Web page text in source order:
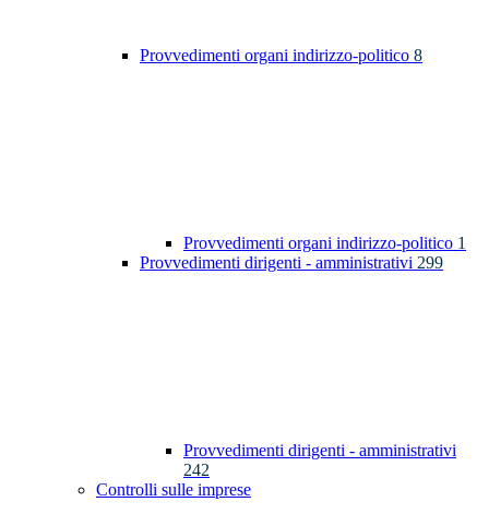
Provvedimenti organi indirizzo-politico 8
Provvedimenti organi indirizzo-politico 1
Provvedimenti dirigenti - amministrativi 299
Provvedimenti dirigenti - amministrativi
242
Controlli sulle imprese